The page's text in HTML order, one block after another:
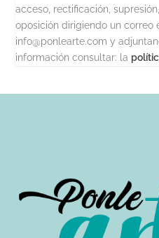
acceso, rectificación,
oposición dirigiendo un correo
info@ponlearte.com y
información consultar: la